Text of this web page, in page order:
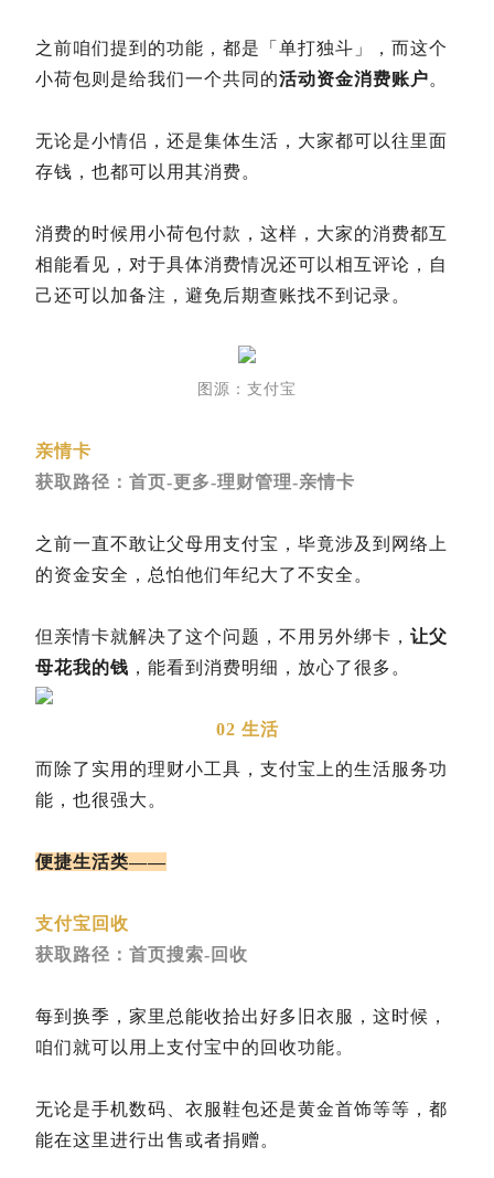
之前咱们提到的功能，都是「单打独斗」，而这个
小荷包则是给我们一个共同的活动资金消费账户。
无论是小情侣，还是集体生活，大家都可以往里面
存钱，也都可以用其消费。
消费的时候用小荷包付款，这样，大家的消费都互
相能看见，对于具体消费情况还可以相互评论，自
己还可以加备注，避免后期查账找不到记录。
图源：支付宝
亲情卡
获取路径：首页-更多-理财管理-亲情卡
之前一直不敢让父母用支付宝，毕竟涉及到网络上
的资金安全，总怕他们年纪大了不安全。
但亲情卡就解决了这个问题，不用另外绑卡， 让父
母花我的钱 ，能看到消费明细，放心了很多。
02 生活
而除了实用的理财小工具，支付宝上的生活服务功
能，也很强大。
便捷生活类——
支付宝回收
获取路径：首页搜索-回收
每到换季，家里总能收拾出好多旧衣服，这时候，
咱们就可以用上支付宝中的回收功能。
无论是手机数码、衣服鞋包还是黄金首饰等等，都
能在这里进行出售或者捐赠。